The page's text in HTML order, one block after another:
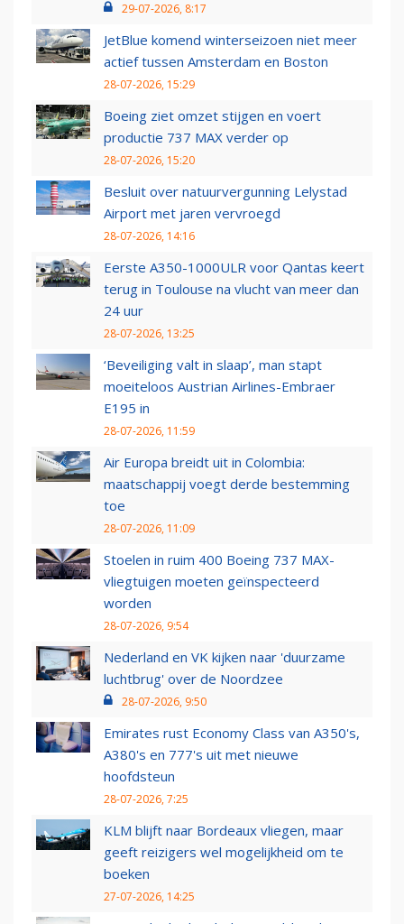
29-07-2026, 8:17
JetBlue komend winterseizoen niet meer
actief tussen Amsterdam en Boston
28-07-2026, 15:29
Boeing ziet omzet stijgen en voert
productie 737 MAX verder op
28-07-2026, 15:20
Besluit over natuurvergunning Lelystad
Airport met jaren vervroegd
28-07-2026, 14:16
Eerste A350-1000ULR voor Qantas keert
terug in Toulouse na vlucht van meer dan
24 uur
28-07-2026, 13:25
‘Beveiliging valt in slaap’, man stapt
moeiteloos Austrian Airlines-Embraer
E195 in
28-07-2026, 11:59
Air Europa breidt uit in Colombia:
maatschappij voegt derde bestemming
toe
28-07-2026, 11:09
Stoelen in ruim 400 Boeing 737 MAX-
vliegtuigen moeten geïnspecteerd
worden
28-07-2026, 9:54
Nederland en VK kijken naar 'duurzame
luchtbrug' over de Noordzee
28-07-2026, 9:50
Emirates rust Economy Class van A350's,
A380's en 777's uit met nieuwe
hoofdsteun
28-07-2026, 7:25
KLM blijft naar Bordeaux vliegen, maar
geeft reizigers wel mogelijkheid om te
boeken
27-07-2026, 14:25